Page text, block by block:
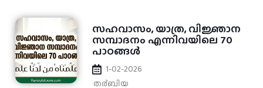
സഹവാസം, യാത്ര, വിജ്ഞാന
സമ്പാദനം എന്നിവയിലെ 70
പാഠങ്ങൾ
1-02-2026
ത൪ബിയ